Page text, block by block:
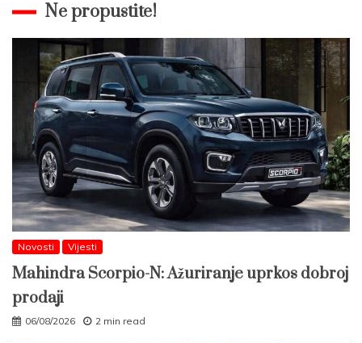
Ne propustite!
Novosti Vijesti
Mahindra Scorpio-N: Ažuriranje uprkos dobroj
prodaji
06/08/2026 2 min read